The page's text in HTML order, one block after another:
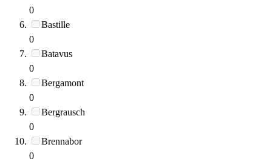
0
Bastille
0
Batavus
0
Bergamont
0
Bergrausch
0
Brennabor
0